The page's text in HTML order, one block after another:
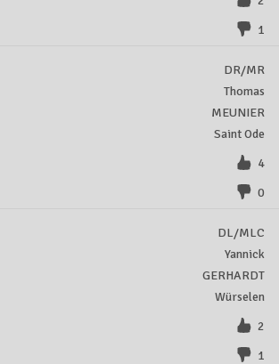
1
DR/MR
Thomas
MEUNIER
Saint Ode
4
0
DL/MLC
Yannick
GERHARDT
Würselen
2
1